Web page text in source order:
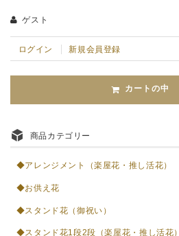
ゲスト
ログイン 新規会員登録
カートの中
商品カテゴリー
◆アレンジメント（楽屋花・推し活花）
◆お供え花
◆スタンド花（御祝い）
◆スタンド花1段2段（楽屋花・推し活花）